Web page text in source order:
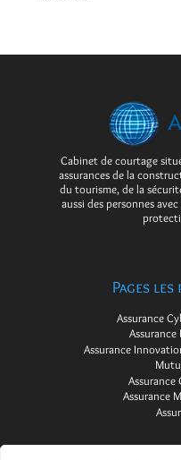
Cabinet de courtage
assurances de la
du tourisme, de la
aussi des personnes
Pages
Assurance
Assurance
Assurance
Assurance
Assurance